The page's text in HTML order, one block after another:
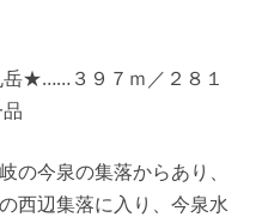
★……３９７ｍ／２８１
の今泉の集落からあり、
西辺集落に入り、今泉水